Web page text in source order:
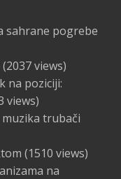
sahrane pogrebe
(2037 views)
na poziciji:
views)
trubači
(1510 views)
na